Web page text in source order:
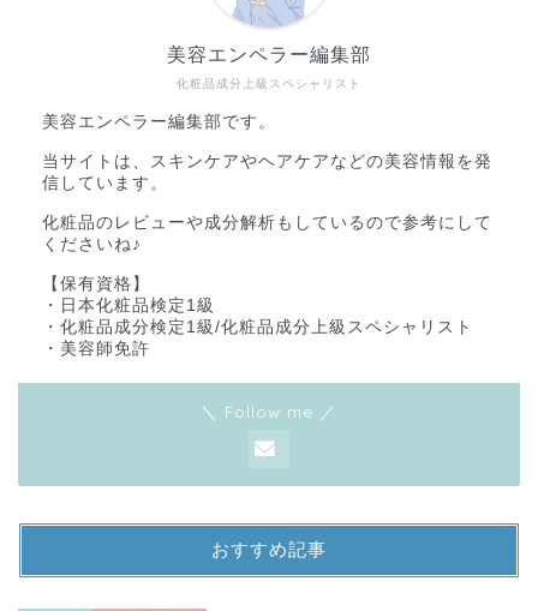
化粧品成分上級スペシャリスト
美容エンペラー編集部
美容エンペラー編集部です。
当サイトは、スキンケアやヘアケアなどの美容情報を発
信しています。
化粧品のレビューや成分解析もしているので参考にして
くださいね♪
【保有資格】
・日本化粧品検定1級
・化粧品成分検定1級/化粧品成分上級スペシャリスト
・美容師免許
＼ Follow me ／
おすすめ記事